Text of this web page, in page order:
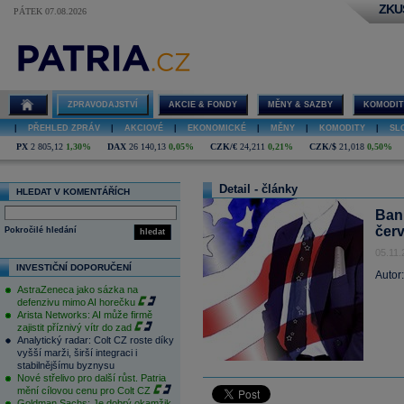
PÁTEK 07.08.2026
ZPRAVODAJSTVÍ AKCIE & FONDY MĚNY & SAZBY
PŘEHLED ZPRÁV AKCIOVÉ EKONOMICKÉ MĚNY KOMODITY
PX 2 805,12 1,30% DAX 26 140,13 0,05% CZK/€ 24,211 0,21% CZK/$ 21,018 0,50%
HLEDAT V KOMENTÁŘÍCH
hledat
Pokročilé hledání
INVESTIČNÍ DOPORUČENÍ
AstraZeneca jako sázka na
defenzivu mimo AI horečku
Arista Networks: AI může firmě
zajistit příznivý vítr do zad
Analytický radar: Colt CZ roste díky
vyšší marži, širší integraci i
stabilnějšímu byznysu
Nové střelivo pro další růst. Patria
mění cílovou cenu pro Colt CZ
Detail - články